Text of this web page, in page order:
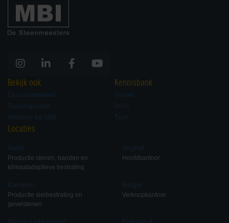
Bekijk ook
Duurzaamheid
Tuininspiratie
Werken bij MBI
Kennisbank
Gevel
Infra
Tuin
Locaties
Aalst
Productie stenen, banden en
klimaatadaptieve bestrating
Kampen
Productie sierbestrating en
gevelstenen
Veghel
Hoofdkantoor
België
Verkoopkantoor